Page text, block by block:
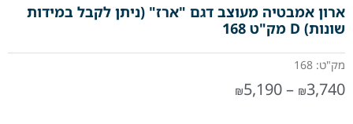
ארון אמבטיה מעוצב דגם "ארז" (ניתן לקבל במידות
שונות) D מק"ט 168
מק"ט: 168
₪3,740
–
₪5,190